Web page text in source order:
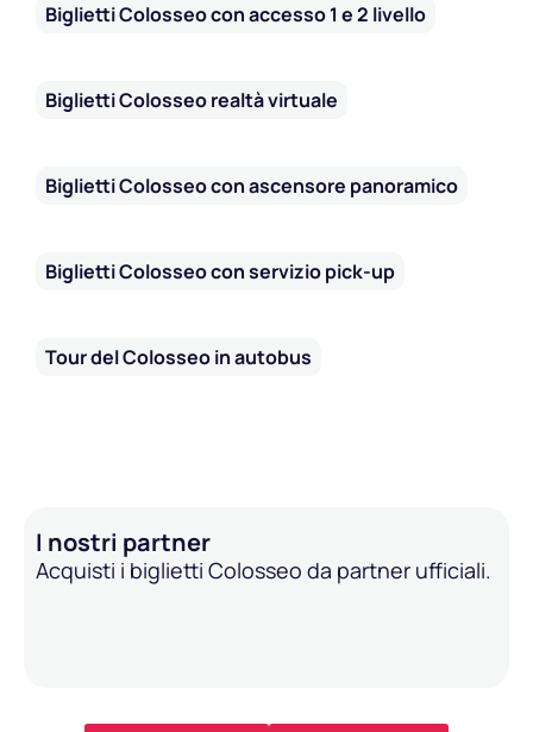
Biglietti Colosseo con accesso 1 e 2 livello
Biglietti Colosseo realtà virtuale
Biglietti Colosseo con ascensore panoramico
Biglietti Colosseo con servizio pick-up
Tour del Colosseo in autobus
I nostri partner
Acquisti i biglietti Colosseo da partner ufficiali.